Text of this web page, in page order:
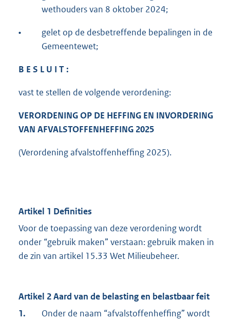
wethouders van 8 oktober 2024;
•
gelet op de desbetreffende bepalingen in de
Gemeentewet;
B E S L U I T :
vast te stellen de volgende verordening:
VERORDENING OP DE HEFFING EN INVORDERING
VAN AFVALSTOFFENHEFFING 2025
(Verordening afvalstoffenheffing 2025).
Artikel 1 Definities
Voor de toepassing van deze verordening wordt
onder “gebruik maken” verstaan: gebruik maken in
de zin van artikel 15.33 Wet Milieubeheer.
Artikel 2 Aard van de belasting en belastbaar feit
1.
Onder de naam “afvalstoffenheffing” wordt